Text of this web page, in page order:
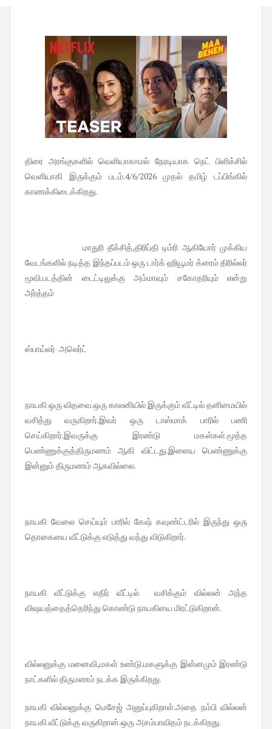
திரை அரங்குகளில் வெளியாகாமல் நேரடியாக நெட் பிளிக்சில்
வெளியாகி இருக்கும் படம்.4/6/2026 முதல் தமிழ் டப்பிங்கில்
காணக்கிடைக்கிறது.
மாதுரி தீக்சித்,திரிப்தி டிம்ரி ஆகியோர் முக்கிய
வேடங்களில் நடித்த இந்தப்படம் ஒரு டார்க் ஹியூமர் க்ரைம் திரில்லர்
மூவி.படத்தின் டைட்டிலுக்கு அம்மாவும் சகோதரியும் என்று
அர்த்தம்
ஸ்பாய்லர் அலெர்ட்
நாயகி ஒரு விதவை.ஒரு காலனியில் இருக்கும் வீட்டில் தனிமையில்
வசித்து வருகிறார்.இவர் ஒரு டாஸ்மாக் பாரில் பணி
செய்கிறார்.இவருக்கு இரண்டு மகள்கள்.மூத்த
பெண்ணுக்குத்திருமணம் ஆகி விட்டது.இளைய பெண்ணுக்கு
இன்னும் திருமணம் ஆகவில்லை.
நாயகி வேலை செய்யும் பாரில் கேஷ் கவுண்ட்டரில் இருந்து ஒரு
தொகையை வீட்டுக்கு எடுத்து வந்து விடுகிறார்.
நாயகி வீட்டுக்கு எதிர் வீட்டில் வசிக்கும் வில்லன் அந்த
விஷயத்தைத்தெரிந்து கொண்டு நாயகியை மிரட்டுகிறான்.
வில்லனுக்கு மனைவி,மகள் உண்டு.மகளுக்கு இன்னமும் இரண்டு
நாட்களில் திருமணம் நடக்க இருக்கிறது.
நாயகி வில்லனுக்கு மெசேஜ் அனுப்புகிறாள்.அதை நம்பி வில்லன்
நாயகி வீட்டுக்கு வருகிறான்.ஒரு அசம்பாவிதம் நடக்கிறது.